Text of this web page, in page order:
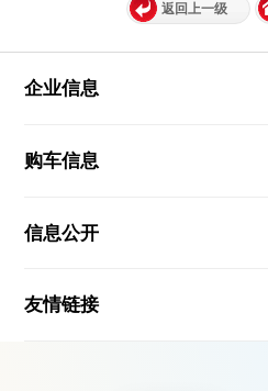
返回上一级
企业信息
购车信息
信息公开
友情链接